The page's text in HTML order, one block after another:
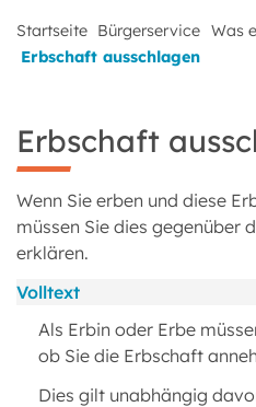
Startseite Bürgerservice Was
Erbschaft ausschlagen
Erbschaft
Wenn Sie erben und diese
müssen Sie dies gegenüber
erklären.
Volltext
Als Erbin oder Erbe
ob Sie die Erbschaft
Dies gilt unabhängig